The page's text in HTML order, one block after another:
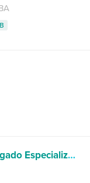
Victor Neves Advogado Especializado